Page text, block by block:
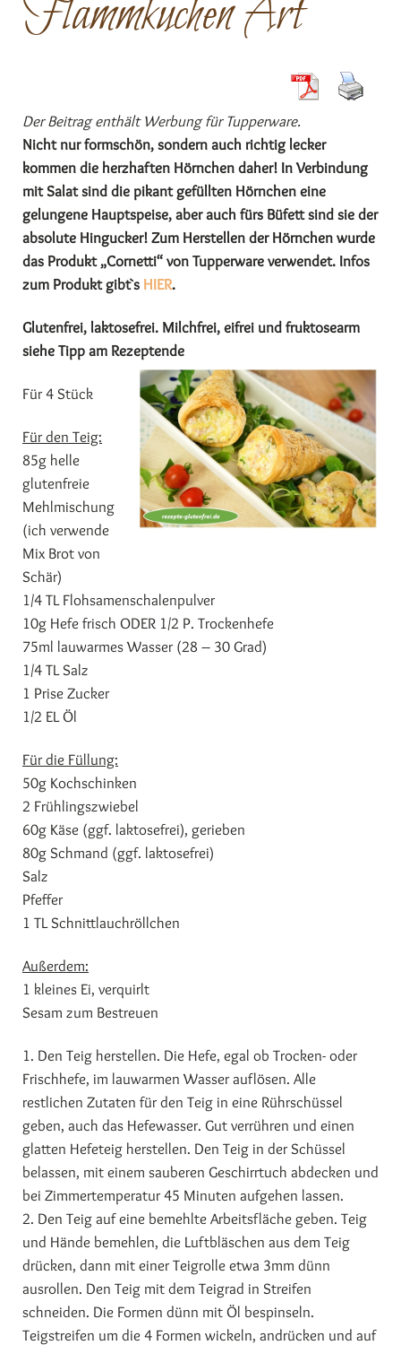
Flammkuchen Art
Der Beitrag enthält Werbung für Tupperware.
Nicht nur formschön, sondern auch richtig lecker
kommen die herzhaften Hörnchen daher! In Verbindung
mit Salat sind die pikant gefüllten Hörnchen eine
gelungene Hauptspeise, aber auch fürs Büfett sind sie der
absolute Hingucker! Zum Herstellen der Hörnchen wurde
das Produkt „Cornetti“ von Tupperware verwendet. Infos
zum Produkt gibt`s HIER.
Glutenfrei, laktosefrei. Milchfrei, eifrei und fruktosearm
siehe Tipp am Rezeptende
Für 4 Stück
Für den Teig:
85g helle
glutenfreie
Mehlmischung
(ich verwende
Mix Brot von
Schär)
1/4 TL Flohsamenschalenpulver
10g Hefe frisch ODER 1/2 P. Trockenhefe
75ml lauwarmes Wasser (28 – 30 Grad)
1/4 TL Salz
1 Prise Zucker
1/2 EL Öl
Für die Füllung:
50g Kochschinken
2 Frühlingszwiebel
60g Käse (ggf. laktosefrei), gerieben
80g Schmand (ggf. laktosefrei)
Salz
Pfeffer
1 TL Schnittlauchröllchen
Außerdem:
1 kleines Ei, verquirlt
Sesam zum Bestreuen
1. Den Teig herstellen. Die Hefe, egal ob Trocken- oder
Frischhefe, im lauwarmen Wasser auflösen. Alle
restlichen Zutaten für den Teig in eine Rührschüssel
geben, auch das Hefewasser. Gut verrühren und einen
glatten Hefeteig herstellen. Den Teig in der Schüssel
belassen, mit einem sauberen Geschirrtuch abdecken und
bei Zimmertemperatur 45 Minuten aufgehen lassen.
2. Den Teig auf eine bemehlte Arbeitsfläche geben. Teig
und Hände bemehlen, die Luftbläschen aus dem Teig
drücken, dann mit einer Teigrolle etwa 3mm dünn
ausrollen. Den Teig mit dem Teigrad in Streifen
schneiden. Die Formen dünn mit Öl bespinseln.
Teigstreifen um die 4 Formen wickeln, andrücken und auf